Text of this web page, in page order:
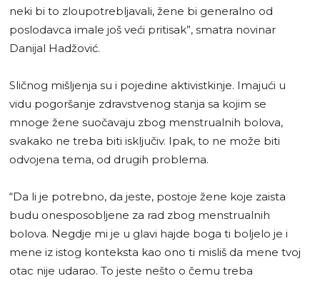
neki bi to zloupotrebljavali, žene bi generalno od
poslodavca imale još veći pritisak”, smatra novinar
Danijal Hadžović.
Sličnog mišljenja su i pojedine aktivistkinje. Imajući u
vidu pogoršanje zdravstvenog stanja sa kojim se
mnoge žene suočavaju zbog menstrualnih bolova,
svakako ne treba biti isključiv. Ipak, to ne može biti
odvojena tema, od drugih problema.
“Da li je potrebno, da jeste, postoje žene koje zaista
budu onesposobljene za rad zbog menstrualnih
bolova. Negdje mi je u glavi hajde boga ti boljelo je i
mene iz istog konteksta kao ono ti misliš da mene tvoj
otac nije udarao. To jeste nešto o čemu treba